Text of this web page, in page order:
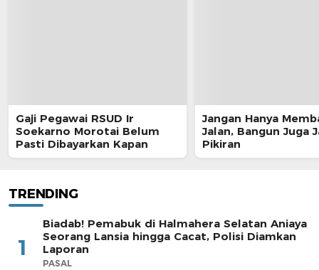
Gaji Pegawai RSUD Ir
Soekarno Morotai Belum
Pasti Dibayarkan Kapan
Jangan Hanya
Jalan, Bangun Juga
Pikiran
TRENDING
1
Biadab! Pemabuk di Halmahera Selatan Aniaya
Seorang Lansia hingga Cacat, Polisi Diamkan
Laporan
PASAL